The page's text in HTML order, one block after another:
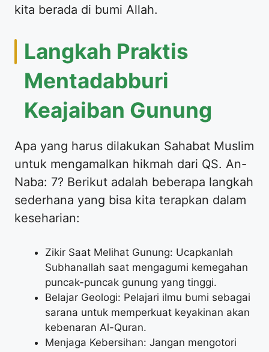
kita berada di bumi Allah.
Langkah Praktis
Mentadabburi
Keajaiban Gunung
Apa yang harus dilakukan Sahabat Muslim
untuk mengamalkan hikmah dari QS. An-
Naba: 7? Berikut adalah beberapa langkah
sederhana yang bisa kita terapkan dalam
keseharian:
Zikir Saat Melihat Gunung: Ucapkanlah
Subhanallah saat mengagumi kemegahan
puncak-puncak gunung yang tinggi.
Belajar Geologi: Pelajari ilmu bumi sebagai
sarana untuk memperkuat keyakinan akan
kebenaran Al-Quran.
Menjaga Kebersihan: Jangan mengotori